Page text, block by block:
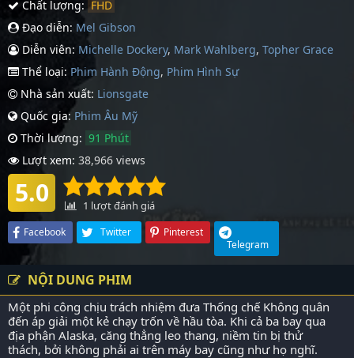
Chất lượng: FHD
Đạo diễn: Mel Gibson
Diễn viên: Michelle Dockery, Mark Wahlberg, Topher Grace
Thể loại: Phim Hành Động, Phim Hình Sự
Nhà sản xuất: Lionsgate
Quốc gia: Phim Âu Mỹ
Thời lượng: 91 Phút
Lượt xem: 38,966 views
5.0 1 lượt đánh giá
Facebook Twitter
Pinterest
Telegram
NỘI DUNG PHIM
Một phi công chịu trách nhiệm đưa Thống chế Không quân
đến áp giải một kẻ chạy trốn về hầu tòa. Khi cả ba bay qua
địa phận Alaska, căng thẳng leo thang, niềm tin bị thử
thách, bởi không phải ai trên máy bay cũng như họ nghĩ.